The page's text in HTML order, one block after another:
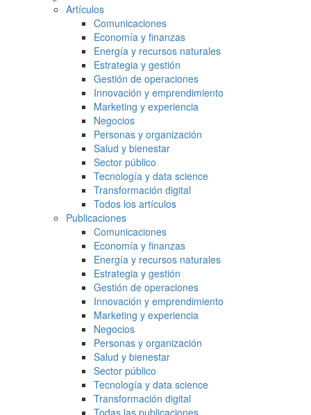
Artículos
Comunicaciones
Economía y finanzas
Energía y recursos naturales
Estrategia y gestión
Gestión de operaciones
Innovación y emprendimiento
Marketing y experiencia
Negocios
Personas y organización
Salud y bienestar
Sector público
Tecnología y data science
Transformación digital
Todos los artículos
Publicaciones
Comunicaciones
Economía y finanzas
Energía y recursos naturales
Estrategia y gestión
Gestión de operaciones
Innovación y emprendimiento
Marketing y experiencia
Negocios
Personas y organización
Salud y bienestar
Sector público
Tecnología y data science
Transformación digital